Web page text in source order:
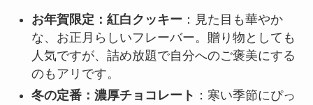
お年賀限定：紅白クッキー ：見た目も華やか
な、お正月らしいフレーバー。贈り物としても
人気ですが、詰め放題で自分へのご褒美にする
のもアリです。
冬の定番：濃厚チョコレート ：寒い季節にぴっ